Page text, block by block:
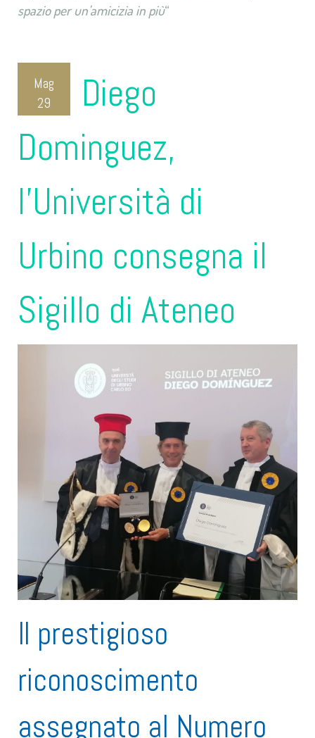
spazio per un’amicizia in più“
Mag
29
Diego
Dominguez,
l'Università di
Urbino consegna il
Sigillo di Ateneo
Il prestigioso
riconoscimento
assegnato al Numero